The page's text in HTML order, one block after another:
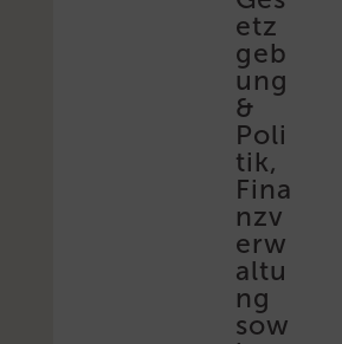
etz
geb
ung
&
Poli
tik,
Fina
nzv
erw
altu
ng
sow